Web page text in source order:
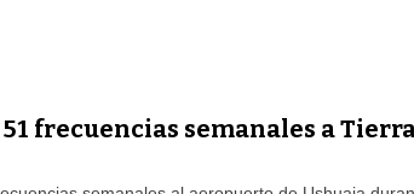
frecuencias semanales a